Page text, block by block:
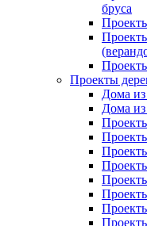
бруса
Проекты
Дома из
Дома из